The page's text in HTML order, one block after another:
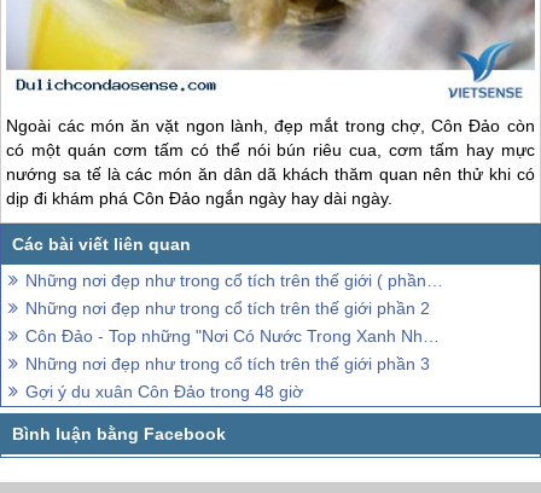
Ngoài các món ăn vặt ngon lành, đẹp mắt trong chợ,Côn Đảo còn
có một quán cơm tấm có thể nói bún riêu cua, cơm tấm hay mực
nướng sa tế là các món ăn dân dã khách thăm quan nên thử khi có
dịp đi khám pháCôn Đảo ngắn ngày hay dài ngày.
Những nơi đẹp như trong cổ tích trên thế giới ( phần 1 )
Những nơi đẹp như trong cổ tích trên thế giới phần 2
Côn Đảo - Top những "Nơi Có Nước Trong Xanh Nhất Thế Giới"
Những nơi đẹp như trong cổ tích trên thế giới phần 3
Gợi ý du xuân Côn Đảo trong 48 giờ